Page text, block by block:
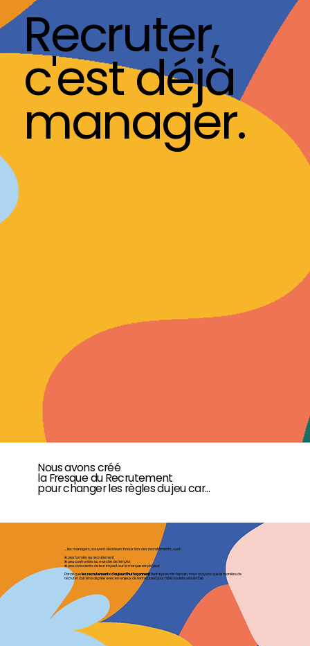
Recruter,
c'est déjà
manager.
Nous avons créé
la Fresque du Recrutement
pour changer les règles du jeu car...
... les managers, souvent décideurs finaux lors des recrutements, sont :
❌ peu formés au recrutement
❌ peu confrontés au marché de l’emploi
❌ peu conscients de leur impact sur la marque employeur
Parce queles recrutements d'aujourd'hui façonnentl’entreprise de demain, nous croyons que la manière de
recruter doit être alignée avec les enjeux de l’entreprise pour faire société, ensemble.